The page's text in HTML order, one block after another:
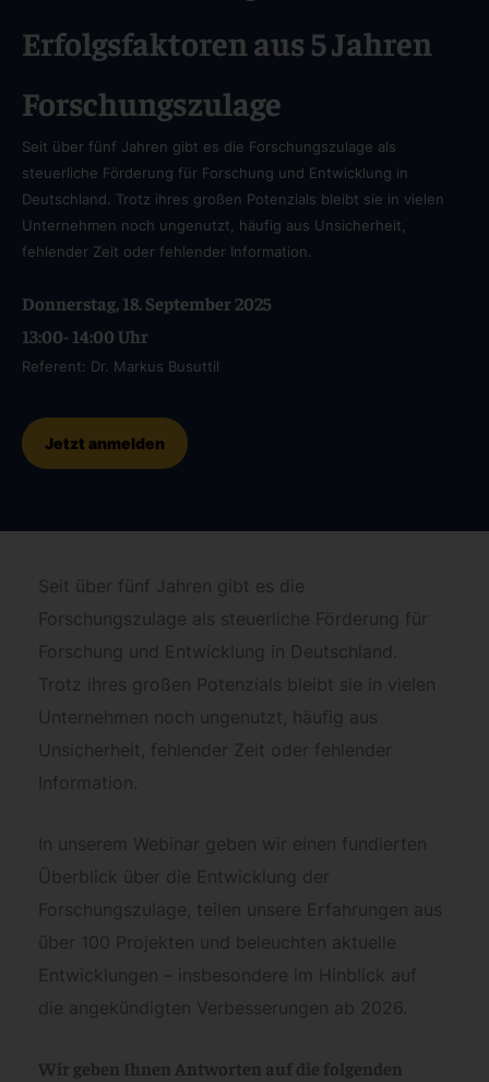
Erfolgsfaktoren aus 5 Jahren
Forschungszulage
Seit über fünf Jahren gibt es die Forschungszulage als
steuerliche Förderung für Forschung und Entwicklung in
Deutschland. Trotz ihres großen Potenzials bleibt sie in vielen
Unternehmen noch ungenutzt, häufig aus Unsicherheit,
fehlender Zeit oder fehlender Information.
Donnerstag, 18. September 2025
13:00- 14:00 Uhr
Referent: Dr. Markus Busuttil
Jetzt anmelden
Seit über fünf Jahren gibt es die
Forschungszulage als steuerliche Förderung für
Forschung und Entwicklung in Deutschland.
Trotz ihres großen Potenzials bleibt sie in vielen
Unternehmen noch ungenutzt, häufig aus
Unsicherheit, fehlender Zeit oder fehlender
Information.
In unserem Webinar geben wir einen fundierten
Überblick über die Entwicklung der
Forschungszulage, teilen unsere Erfahrungen aus
über 100 Projekten und beleuchten aktuelle
Entwicklungen – insbesondere im Hinblick auf
die angekündigten Verbesserungen ab 2026.
Wir geben Ihnen Antworten auf die folgenden